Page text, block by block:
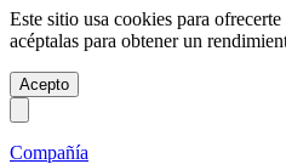
Este sitio usa cookies para
acéptalas para obtener un
Acepto
Compañía